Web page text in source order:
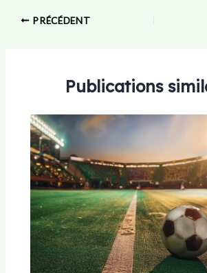
PRÉCÉDENT
Publications